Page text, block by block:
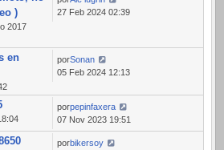
)
2017
27 Feb 2024 02:39
en
porSonan
05 Feb 2024 12:13
porpepinfaxera
07 Nov 2023 19:51
porbikersoy